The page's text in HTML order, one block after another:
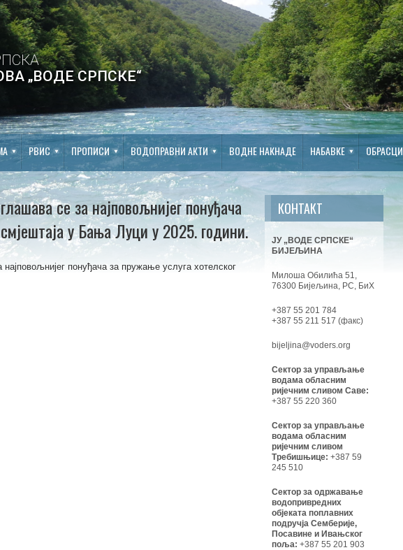
„ВОДЕ СРПСКЕ“
РВИС ПРОПИСИ ВОДОПРАВНИ АКТИ ВОДНЕ НАКНАДЕ НАБАВКЕ ОБРАСЦИ
се за најповољнијег понуђача
у Бања Луци у 2025. години.
понуђача за пружање услуга хотелског
КОНТАКТ
ЈУ „ВОДЕ СРПСКЕ“
БИЈЕЉИНА
Милоша Обилића 51,
76300 Бијељина, РС, БиХ
+387 55 201 784
+387 55 211 517 (факс)
bijeljina@voders.org
Сектор за управљање
водама обласним
ријечним сливом Саве:
+387 55 220 360
Сектор за управљање
водама обласним
ријечним сливом
Требишњице: +387 59
245 510
Сектор за одржавање
водопривредних
објеката поплавних
подручја Семберије,
Посавине и Ивањског
поља: +387 55 201 903